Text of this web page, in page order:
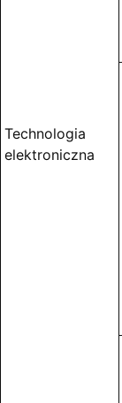
Technologia
elektroniczna